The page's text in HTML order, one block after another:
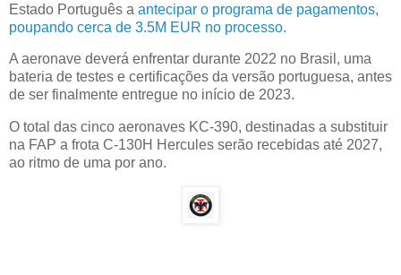
Estado Português a antecipar o programa de pagamentos,
poupando cerca de 3.5M EUR no processo.
A aeronave deverá enfrentar durante 2022 no Brasil, uma
bateria de testes e certificações da versão portuguesa, antes
de ser finalmente entregue no início de 2023.
O total das cinco aeronaves KC-390, destinadas a substituir
na FAP a frota C-130H Hercules serão recebidas até 2027,
ao ritmo de uma por ano.